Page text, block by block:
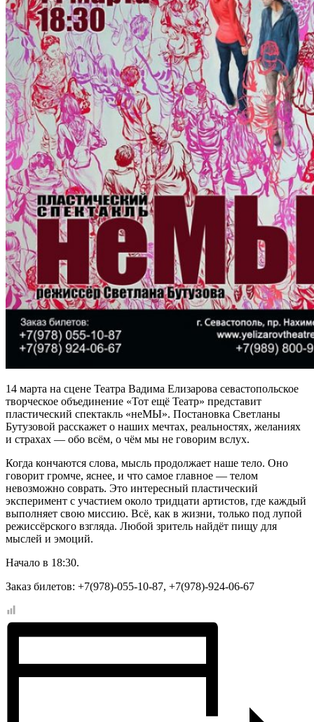
14 марта на сцене Театра Вадима Елизарова севастопольское
творческое объединение «Тот ещё Театр» представит
пластический спектакль «неМЫ». Постановка Светланы
Бутузовой расскажет о наших мечтах, реальностях, желаниях
и страхах — обо всём, о чём мы не говорим вслух.
Когда кончаются слова, мысль продолжает наше тело. Оно
говорит громче, яснее, и что самое главное — телом
невозможно соврать. Это интересный пластический
эксперимент с участием около тридцати артистов, где каждый
выполняет свою миссию. Всё, как в жизни, только под лупой
режиссёрского взгляда. Любой зритель найдёт пищу для
мыслей и эмоций.
Начало в 18:30.
Заказ билетов: +7(978)-055-10-87, +7(978)-924-06-67